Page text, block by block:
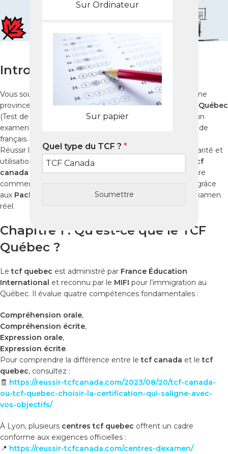
Sur Ordinateur
Sur papier
Quel type du TCF ? *
Soumettre
Introduction
Vous souhaitez immigrer au Québec ou travailler dans une
province francophone du Canada depuis Lyon ? Le
TCF Québec
(Test de Connaissance du Français pour le Québec) est un
examen officiel indispensable pour évaluer votre niveau de
français.
Réussir le
tcf quebecà Lyon demande méthode, régularité et
utilisation de ressources fiables. Que vous prépariez le
tcf
canada ou letcf quebec, ce guide complet vous montre
comment atteindre vos objectifs en 2025, notamment grâce
aux Packs Nabil
, reproduisant des tests identiques à l’examen
réel.
Chapitre 1 : Qu’est-ce que le TCF
Québec ?
Letcf quebec est administré par France Éducation
International et reconnu par le MIFI pour l’immigration au
Québec. Il évalue quatre compétences fondamentales :
Compréhension orale,
Compréhension écrite,
Expression orale,
Expression écrite.
Pour comprendre la différence entre letcf canada et letcf
quebec, consultez :
🧾 https://reussir-tcfcanada.com/2023/08/20/tcf-canada-
ou-tcf-quebec-choisir-la-certification-qui-saligne-avec-
vos-objectifs/
À Lyon, plusieurs centres tcf quebec offrent un cadre
conforme aux exigences officielles :
📍 https://reussir-tcfcanada.com/centres-dexamen/